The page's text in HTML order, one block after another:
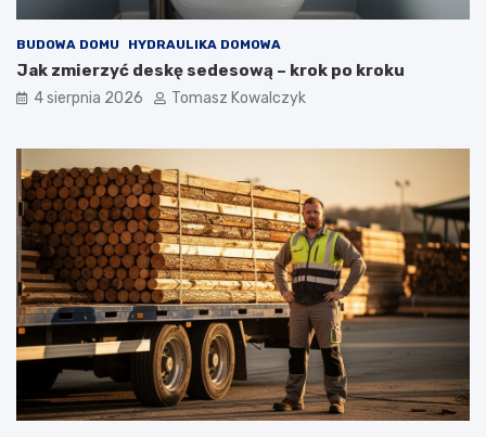
BUDOWA DOMU HYDRAULIKA DOMOWA
Jak zmierzyć deskę sedesową – krok po kroku
4 sierpnia 2026 Tomasz Kowalczyk